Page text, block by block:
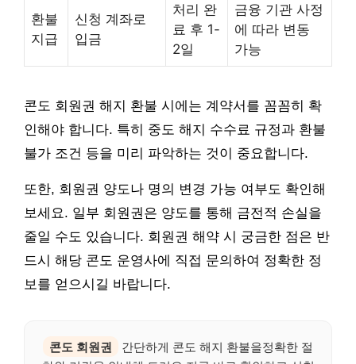
환불
지급
신청 계좌로
입금
처리 완
료 후 1-
2일
금융 기관 사정
에 따라 변동
가능
콘도 회원권 해지 환불 시에는 계약서를 꼼꼼히 확
인해야 합니다. 특히 중도 해지 수수료 규정과 환불
불가 조건 등을 미리 파악하는 것이 중요합니다.
또한, 회원권 양도나 명의 변경 가능 여부도 확인해
보세요. 일부 회원권은 양도를 통해 금전적 손실을
줄일 수도 있습니다. 회원권 해약 시 궁금한 점은 반
드시 해당 콘도 운영사에 직접 문의하여 정확한 정
보를 얻으시길 바랍니다.
콘도 회원권
간단하게 콘도 해지 환불을정확한 절